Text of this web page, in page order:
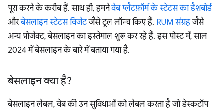
पूरा करने के करीब हैं. साथ ही, हमनेवेब प्लैटफ़ॉर्म के स्टेटस का डैशबोर्ड
औरबेसलाइन स्टेटस विजेटजैसे टूल लॉन्च किए हैं. RUM संग्रहजैसे
अन्य प्रोजेक्ट, बेसलाइन का इस्तेमाल शुरू कर रहे हैं. इस पोस्ट में, साल
2024 में बेसलाइन के बारे में बताया गया है.
बेसलाइन क्या है?
बेसलाइन लेबल, वेब की उन सुविधाओं को लेबल करता है जो डेस्कटॉप